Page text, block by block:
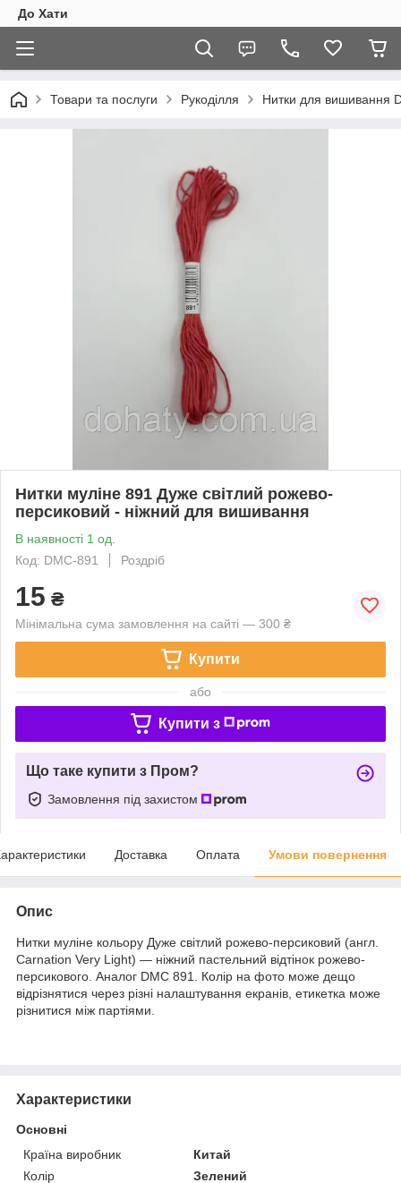
До Хати
Товари та послуги Рукоділля Нитки для вишивання
Нитки муліне 891 Дуже світлий рожево-
персиковий - ніжний для вишивання
В наявності 1 од.
Код: DMC-891
Роздріб
15 ₴
Мінімальна сума замовлення на сайті — 300 ₴
Купити
або
Купити з
Що таке купити з Пром?
Замовлення під захистом
Доставка Оплата Умови повернення
Опис
Нитки муліне кольору Дуже світлий рожево-персиковий (англ.
Carnation Very Light) — ніжний пастельний відтінок рожево-
персикового. Аналог DMC 891. Колір на фото може дещо
відрізнятися через різні налаштування екранів, етикетка може
різнитися між партіями.
Характеристики
Основні
Країна виробник
Китай
Колір
Зелений